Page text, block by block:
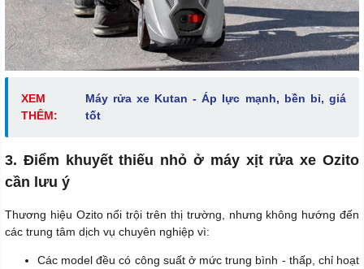
XEM
THÊM:
Máy rửa xe Kutan - Áp lực mạnh, bền bỉ, giá
tốt
3. Điểm khuyết thiếu nhỏ ở máy xịt rửa xe Ozito
cần lưu ý
Thương hiệu Ozito nổi trội trên thị trường, nhưng không hướng đến
các trung tâm dịch vụ chuyên nghiệp vì:
Các model đều có công suất ở mức trung bình - thấp, chỉ hoạt